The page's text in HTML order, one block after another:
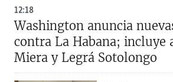
12:18
Washington anuncia
contra La Habana; incluye
Miera y Legrá Sotolongo